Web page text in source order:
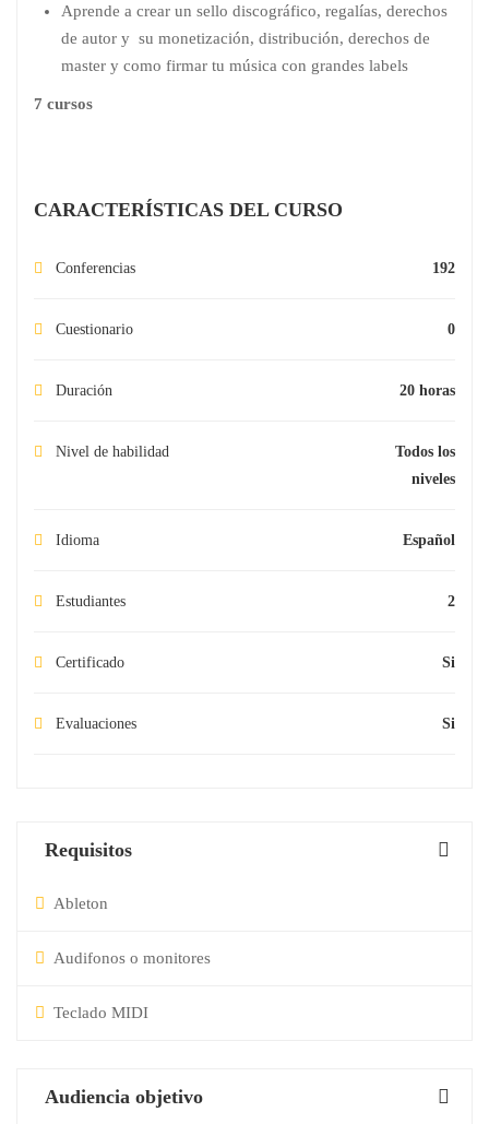
Aprende a crear un sello discográfico, regalías, derechos
de autor y su monetización, distribución, derechos de
master y como firmar tu música con grandes labels
7 cursos
CARACTERÍSTICAS DEL CURSO
Conferencias 192
Cuestionario 0
Duración 20 horas
Nivel de habilidad
Todos los
niveles
Idioma Español
Estudiantes 2
Certificado Si
Evaluaciones Si
Requisitos
Ableton
Audifonos o monitores
Teclado MIDI
Audiencia objetivo